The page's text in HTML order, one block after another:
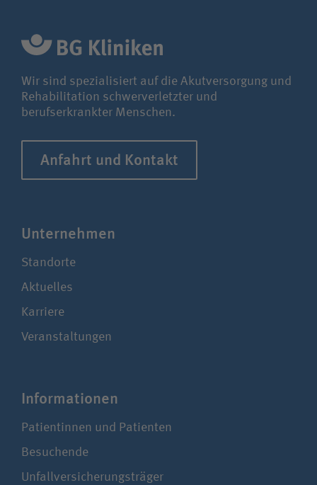
Wir sind spezialisiert auf die Akutversorgung und
Rehabilitation schwerverletzter und
berufserkrankter Menschen.
Anfahrt und Kontakt
Unter­nehmen
Standorte
Aktuelles
Karriere
Veranstaltungen
Infor­ma­tionen
Patientinnen und Patienten
Besuchende
Unfallversicherungsträger